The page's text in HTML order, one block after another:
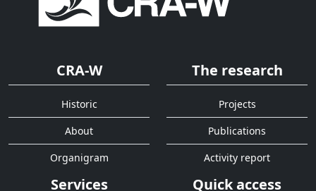
CRA-W
Historic
About
Organigram
The research
Projects
Publications
Activity report
Services Quick access